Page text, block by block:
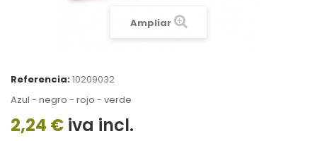
Ampliar
Referencia:10209032
Azul - negro - rojo - verde
2,24 € iva incl.